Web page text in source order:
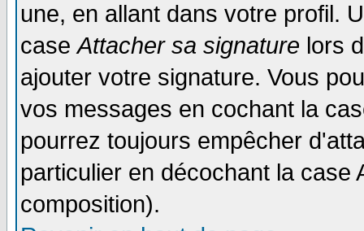
une, en allant dans votre profil.
caseAttacher sa signature lors
ajouter votre signature. Vous
vos messages en cochant la
pourrez toujours empêcher
particulier en décochant la
composition).